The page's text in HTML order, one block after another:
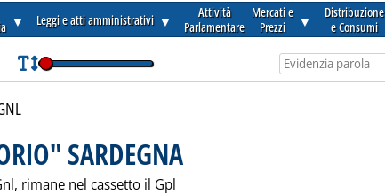
▼ Leggi e atti amministrativi ▼
Attività
Parlamentare
Mercati e
Prezzi
▼
Distribuzione
e Consumi
SARDEGNA
nel cassetto il Gpl